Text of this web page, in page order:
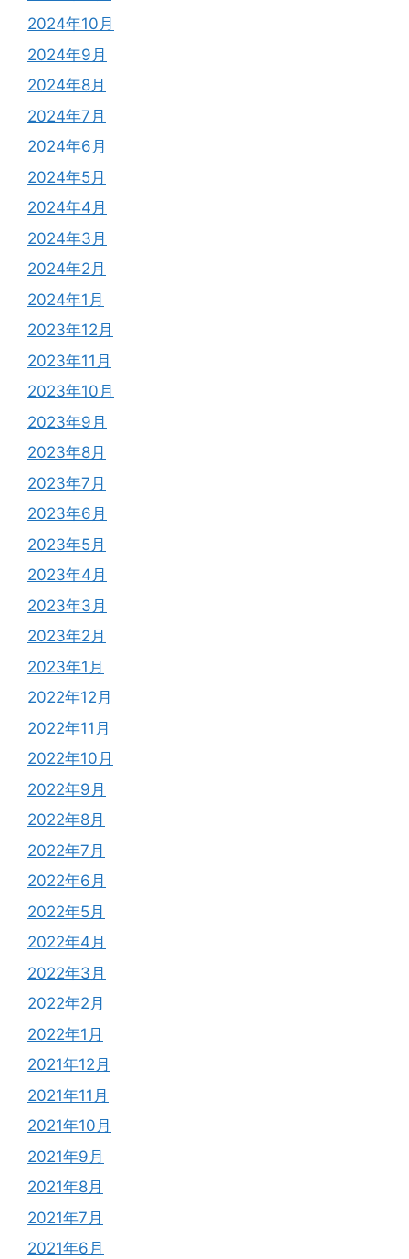
2024年10月
2024年9月
2024年8月
2024年7月
2024年6月
2024年5月
2024年4月
2024年3月
2024年2月
2024年1月
2023年12月
2023年11月
2023年10月
2023年9月
2023年8月
2023年7月
2023年6月
2023年5月
2023年4月
2023年3月
2023年2月
2023年1月
2022年12月
2022年11月
2022年10月
2022年9月
2022年8月
2022年7月
2022年6月
2022年5月
2022年4月
2022年3月
2022年2月
2022年1月
2021年12月
2021年11月
2021年10月
2021年9月
2021年8月
2021年7月
2021年6月